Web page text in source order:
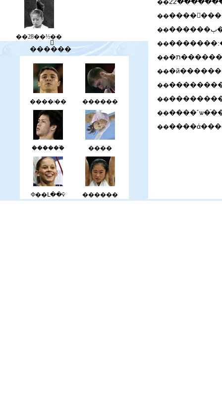
��28��½��
����֮��
����ʲ�� ������
������֮ ����
Ф��Լ��ѷ ������
��
��
��
��
��
��
��
��
��
��